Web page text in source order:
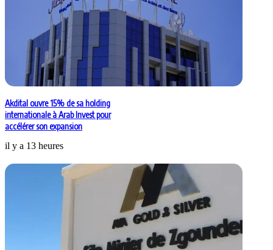
Akdital ouvre 15% de sa holding
internationale à Arab Invest pour
accélérer son expansion
il y a 13 heures